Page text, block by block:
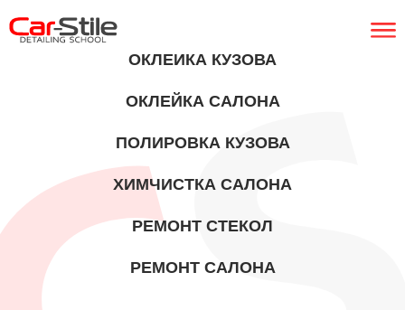
ОКЛЕЙКА КУЗОВА
ПОЛИРОВКА КУЗОВА
РЕМОНТ СТЕКОЛ
РЕМОНТ САЛОНА
ХИМЧИСТКА САЛОНА
ОКЛЕЙКА САЛОНА